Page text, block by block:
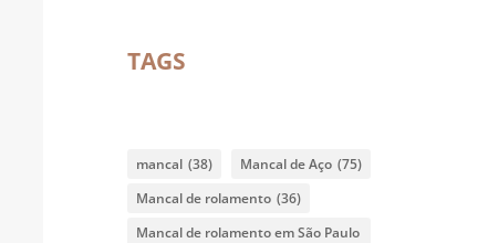
TAGS
mancal (38) Mancal de Aço (75)
Mancal de rolamento (36)
Mancal de rolamento em São Paulo